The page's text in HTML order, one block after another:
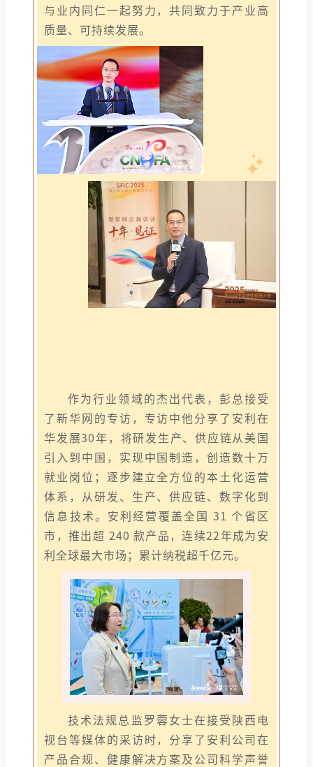
与业内同仁一起努力，共同致力于产业高
质量、可持续发展。
作为行业领域的杰出代表，彭总接受
了新华网的专访，专访中他分享了安利在
华发展30年，将研发生产、供应链从美国
引入到中国，实现中国制造，创造数十万
就业岗位；逐步建立全方位的本土化运营
体系，从研发、生产、供应链、数字化到
信息技术。安利经营覆盖全国 31 个省区
市，推出超 240 款产品，连续22年成为安
利全球最大市场；累计纳税超千亿元。
技术法规总监罗蓉女士在接受陕西电
视台等媒体的采访时，分享了安利公司在
产品合规、健康解决方案及公司科学声誉